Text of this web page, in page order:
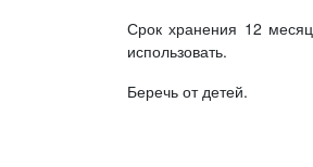
Срок хранения 12
использовать.
Беречь от детей.